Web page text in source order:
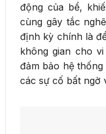
động của bể,
cùng gây tắc
định kỳ chính là
không gian cho
đảm bảo hệ
các sự cố bất ngờ